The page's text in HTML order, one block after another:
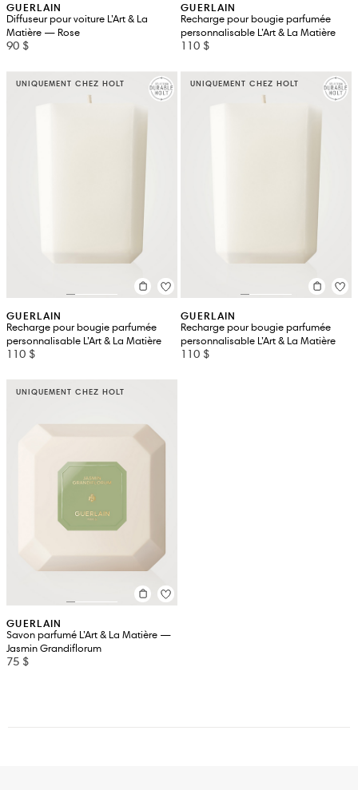
GUERLAIN
Diffuseur pour voiture L’Art & La
Matière — Rose
90 $
GUERLAIN
Recharge pour bougie parfumée
personnalisable L’Art & La Matière
110 $
UNIQUEMENT CHEZ HOLT
GUERLAIN
Recharge pour bougie parfumée
personnalisable L’Art & La Matière
110 $
UNIQUEMENT CHEZ HOLT
GUERLAIN
Recharge pour bougie parfumée
personnalisable L’Art & La Matière
110 $
UNIQUEMENT CHEZ HOLT
GUERLAIN
Savon parfumé L’Art & La Matière —
Jasmin Grandiflorum
75 $